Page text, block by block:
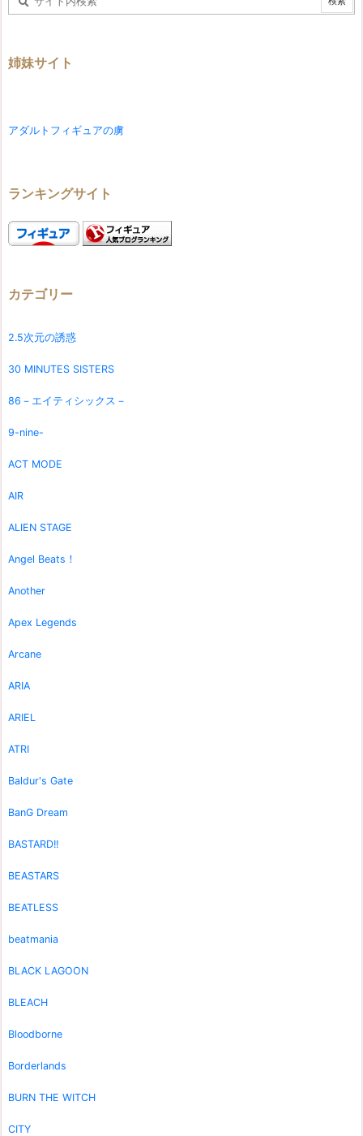
姉妹サイト
アダルトフィギュアの虜
ランキングサイト
カテゴリー
2.5次元の誘惑
30 MINUTES SISTERS
86－エイティシックス－
9-nine-
ACT MODE
AIR
ALIEN STAGE
Angel Beats！
Another
Apex Legends
Arcane
ARIA
ARIEL
ATRI
Baldur's Gate
BanG Dream
BASTARD!!
BEASTARS
BEATLESS
beatmania
BLACK LAGOON
BLEACH
Bloodborne
Borderlands
BURN THE WITCH
CITY